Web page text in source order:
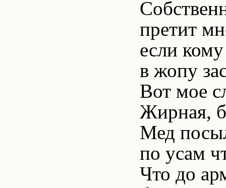
претит
если
в жопу
Вот мое
Жирная,
Мед
по усам
Что до